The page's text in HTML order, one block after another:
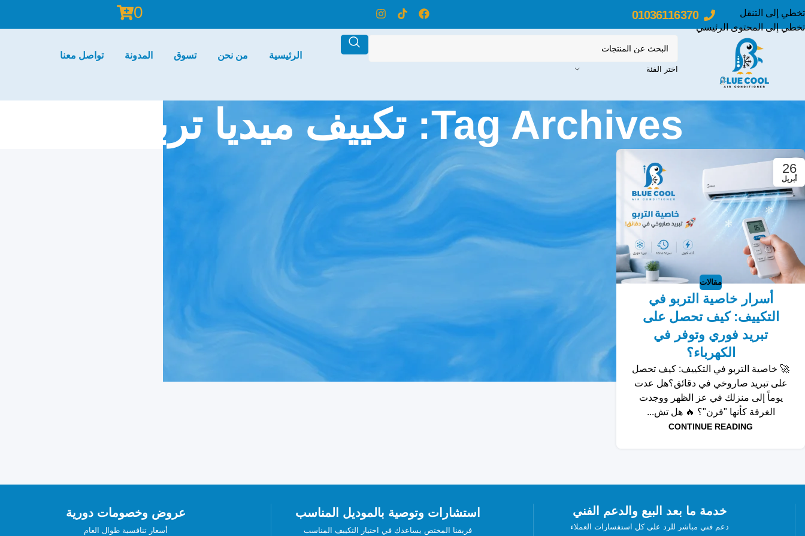
تخطي إلى التنقل
تخطي إلى المحتوى الرئيسي
01036116370
0
اختر الفئة
الرئيسية من نحن تسوق المدونة تواصل معنا
Tag Archives: تكييف ميديا تربو
26
أبريل
مقالات
أسرار خاصية التربو في
التكييف: كيف تحصل على
تبريد فوري وتوفر في
الكهرباء؟
🚀 خاصية التربو في التكييف: كيف تحصل
على تبريد صاروخي في دقائق؟هل عدت
يوماً إلى منزلك في عز الظهر ووجدت
الغرفة كأنها "فرن"؟ 🔥 هل تش...
CONTINUE READING
خدمة ما بعد البيع والدعم الفني
دعم فني مباشر للرد على كل استفسارات العملاء
استشارات وتوصية بالموديل المناسب
فريقنا المختص يساعدك في اختيار التكييف المناسب
عروض وخصومات دورية
أسعار تنافسية طوال العام